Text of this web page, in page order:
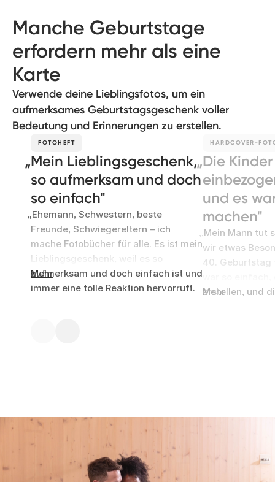
Manche Geburtstage
erfordern mehr als eine
Karte
Verwende deine Lieblingsfotos, um ein
aufmerksames Geburtstagsgeschenk voller
Bedeutung und Erinnerungen zu erstellen.
FOTOHEFT
Mein Lieblingsgeschenk,
so aufmerksam und doch
so einfach
Ehemann, Schwestern, beste
Freunde, Schwiegereltern – ich
mache Fotobücher für alle. Es ist mein
Lieblingsgeschenk, weil es so
aufmerksam und doch einfach ist und
immer eine tolle Reaktion hervorruft.
Mehr
HARDCOVER-
Die
und es
machen
Mein Mann tut
wir etwas
40. Geburtstag
erstellen, und
Mehr